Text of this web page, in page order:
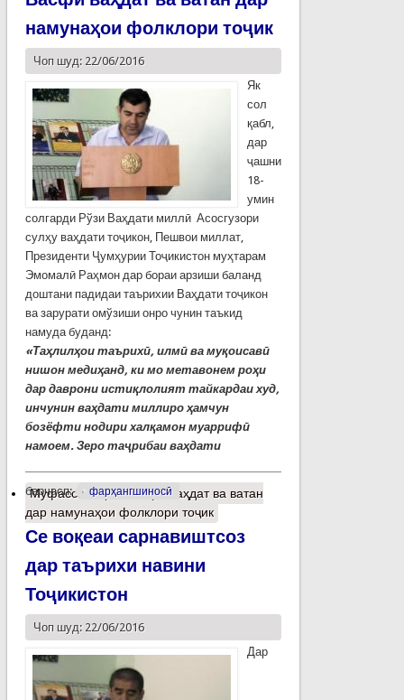
намунаҳои фолклори тоҷик
Чоп шуд: 22/06/2016
Як
сол
қабл,
дар
ҷашни
18-
умин
солгарди Рўзи Ваҳдати миллӣ Асосгузори
сулҳу ваҳдати тоҷикон, Пешвои миллат,
Президенти Ҷумҳурии Тоҷикистон муҳтарам
Эмомалӣ Раҳмон дар бораи арзиши баланд
доштани падидаи таърихии Ваҳдати тоҷикон
ва зарурати омўзиши онро чунин таъкид
намуда буданд:
«Таҳлилҳои таърихӣ, илмӣ ва муқоисавӣ
нишон медиҳанд, ки мо метавонем роҳи
дар даврони истиқлолият тайкардаи худ,
инчунин ваҳдати миллироҳамчун
бозёфти нодири халқамон муаррифӣ
намоем. Зеро таҷрибаи ваҳдати
барчасп: фарҳангшиносӣ
Муфассалтаро Васфи ваҳдат ва ватан
дар намунаҳои фолклори тоҷик
Се воқеаи сарнавиштсоз
дар таърихи навини
Тоҷикистон
Чоп шуд: 22/06/2016
Дар